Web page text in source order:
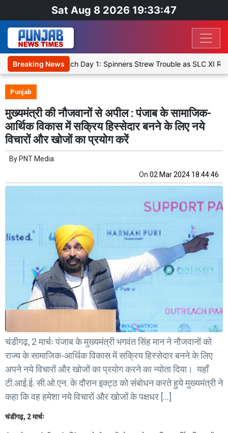
Sat Aug 8 2026 19:33:48
Breaking News
Up Match Day 1: Spinners Strew Trouble as SLC XI Reach
Punjab
मुख्यमंत्री की नौजवानों से अपील : पंजाब के सामाजिक-
आर्थिक विकास में सक्रिय हिस्सेदार बनने के लिए नये
विचारों और खोजों का प्रयोग करें
By PNT Media
On 02 Mar 2024 18:44:46
चंडीगढ़, 2 मार्चः पंजाब के मुख्यमंत्री भगवंत सिंह मान ने नौजवानों को
राज्य के सामाजिक-आर्थिक विकास में सक्रिय हिस्सेदार बनने के लिए
अपने नये विचारों और खोजों का प्रयोग करने का न्योता दिया। यहाँ
टी.आई.ई. सी.ओ.एन. के दौरान इक्ट्ठ को संबोधन करते हुये मुख्यमंत्री ने
कहा कि वह हमेशा नये विचारों और खोजों के पक्षधर […]
चंडीगढ़, 2 मार्चः